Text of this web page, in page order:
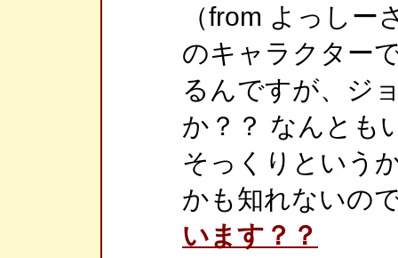
（from よっし
のキャラクター
るんですが、ジ
か？？ なんとも
そっくりという
かも知れないの
います？？